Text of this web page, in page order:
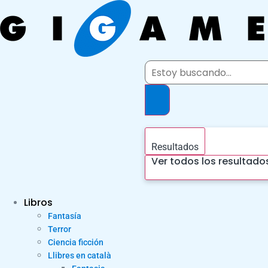
al
contenido
Search
Resultados
Ver todos los
Libros
Fantasía
Terror
Ciencia ficción
Llibres en català